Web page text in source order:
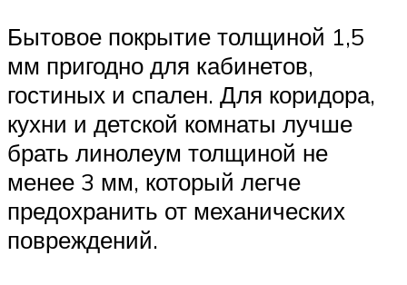
Бытовое покрытие толщиной 1,5
мм пригодно для кабинетов,
гостиных и спален. Для коридора,
кухни и детской комнаты лучше
брать линолеум толщиной не
менее 3 мм, который легче
предохранить от механических
повреждений.